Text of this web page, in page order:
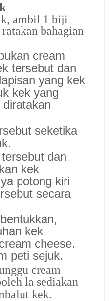
ambil 1 biji
bahagian
cream
tersebut dan
yang kek
kek yang
seketika
dan
kek
potong kiri
secara
kek
cheese.
peti sejuk.
cream
la sediakan
kek.